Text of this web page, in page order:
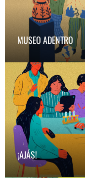
MUSEO ADENTRO
MUSEO ADENTRO
¡Tu aventura en
¡AJÁS!